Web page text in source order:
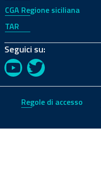
CGA Regione siciliana
TAR
Seguici su:
YouTubeTwitter
Regole di accesso